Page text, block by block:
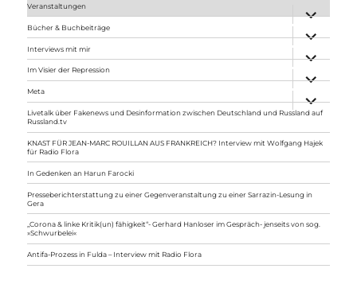
Veranstaltungen
anzeigen
Bücher & Buchbeiträge
anzeigen
Interviews mit mir
anzeigen
Im Visier der Repression
anzeigen
Meta
anzeigen
Livetalk über Fakenews und Desinformation zwischen Deutschland und Russland auf
Russland.tv
KNAST FÜR JEAN-MARC ROUILLAN AUS FRANKREICH? Interview mit Wolfgang Hajek
für Radio Flora
In Gedenken an Harun Farocki
Presseberichterstattung zu einer Gegenveranstaltung zu einer Sarrazin-Lesung in
Gera
„Corona & linke Kritik(un) fähigkeit“- Gerhard Hanloser im Gespräch- jenseits von sog.
»Schwurbelei«
Antifa-Prozess in Fulda – Interview mit Radio Flora